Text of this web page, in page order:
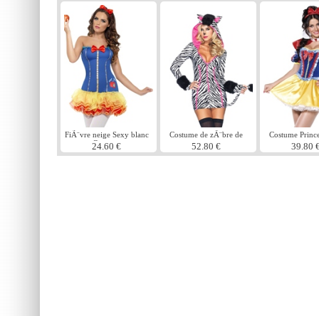
FiÃ¨vre neige Sexy blanc
Costume
24.60 €
Costume de zÃ¨bre de
savane
52.80 €
Costume
neiges
39.80